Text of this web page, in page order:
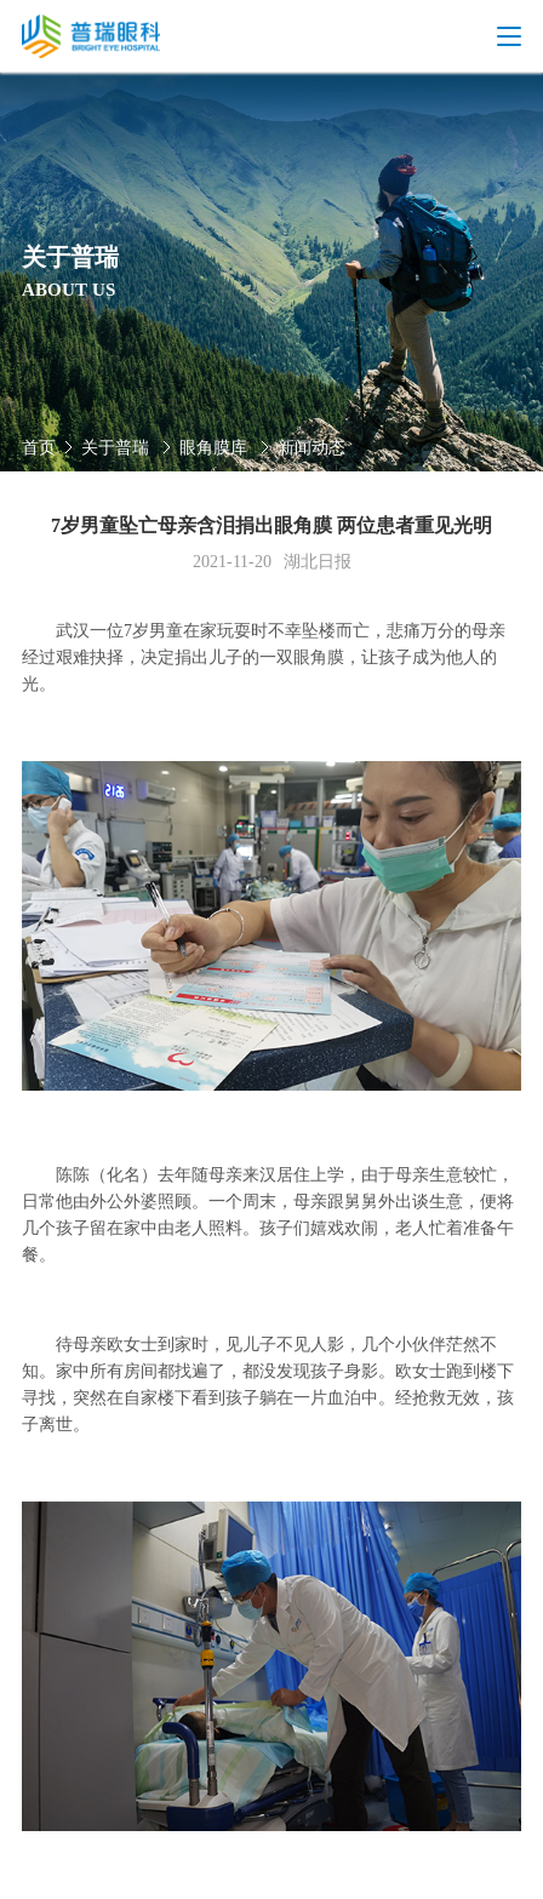
关于普瑞
ABOUT US
首页 关于普瑞 眼角膜库 新闻动态
7岁男童坠亡母亲含泪捐出眼角膜 两位患者重见光明
2021-11-20 湖北日报
武汉一位7岁男童在家玩耍时不幸坠楼而亡，悲痛万分的母亲
经过艰难抉择，决定捐出儿子的一双眼角膜，让孩子成为他人的
光。
陈陈（化名）去年随母亲来汉居住上学，由于母亲生意较忙，
日常他由外公外婆照顾。一个周末，母亲跟舅舅外出谈生意，便将
几个孩子留在家中由老人照料。孩子们嬉戏欢闹，老人忙着准备午
餐。
待母亲欧女士到家时，见儿子不见人影，几个小伙伴茫然不
知。家中所有房间都找遍了，都没发现孩子身影。欧女士跑到楼下
寻找，突然在自家楼下看到孩子躺在一片血泊中。经抢救无效，孩
子离世。